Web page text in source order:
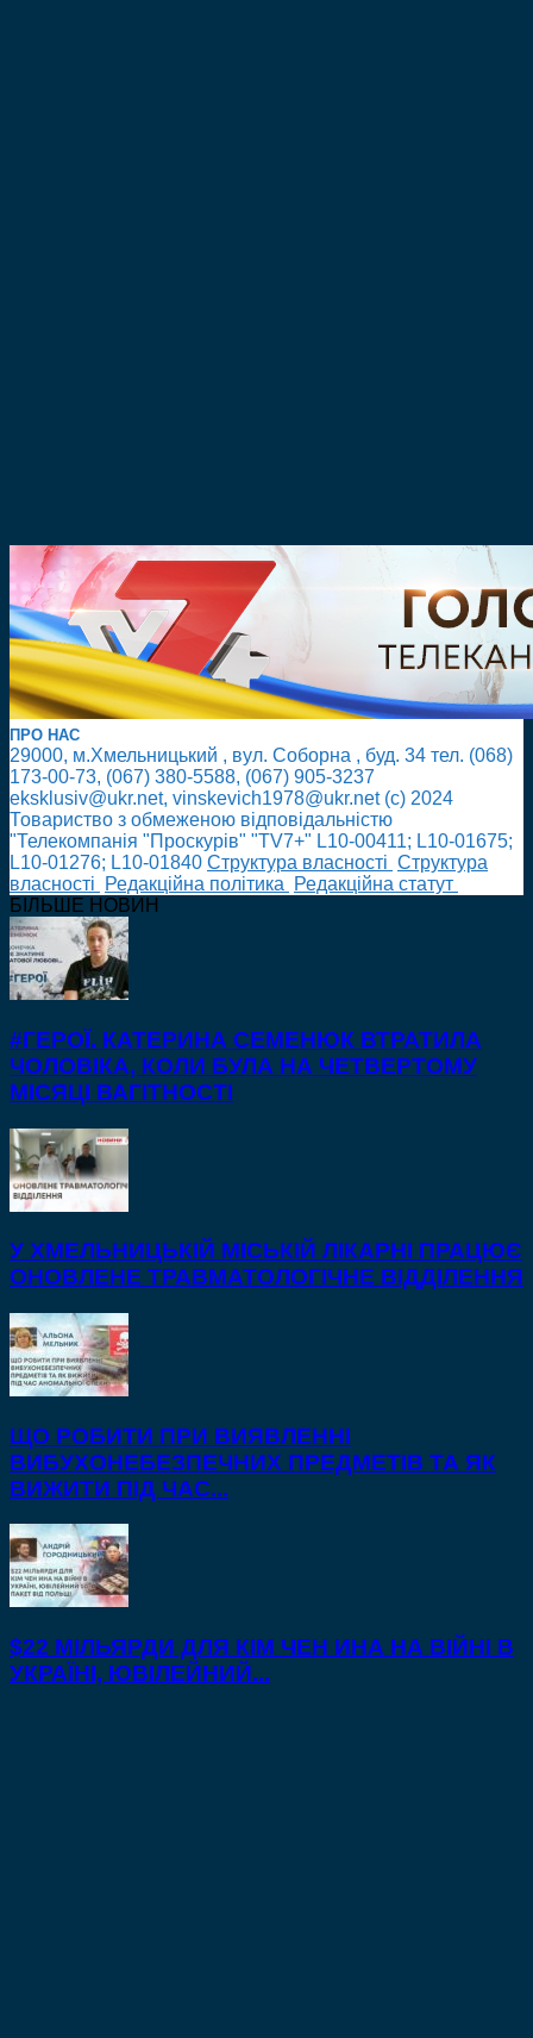
ПРО НАС
29000, м.Хмельницький , вул. Соборна , буд. 34 тел. (068)
173-00-73, (067) 380-5588, (067) 905-3237
eksklusiv@ukr.net, vinskevich1978@ukr.net (с) 2024
Товариство з обмеженою відповідальністю
"Телекомпанія "Проскурів" "TV7+" L10-00411; L10-01675;
L10-01276; L10-01840 Cтруктура власності Cтруктура
власності
Редакційна політика
Редакційна статут
БІЛЬШЕ НОВИН
#ГЕРОЇ. КАТЕРИНА СЕМЕНЮК ВТРАТИЛА
ЧОЛОВІКА, КОЛИ БУЛА НА ЧЕТВЕРТОМУ
МІСЯЦІ ВАГІТНОСТІ
У ХМЕЛЬНИЦЬКІЙ МІСЬКІЙ ЛІКАРНІ ПРАЦЮЄ
ОНОВЛЕНЕ ТРАВМАТОЛОГІЧНЕ ВІДДІЛЕННЯ
ЩО РОБИТИ ПРИ ВИЯВЛЕННІ
ВИБУХОНЕБЕЗПЕЧНИХ ПРЕДМЕТІВ ТА ЯК
ВИЖИТИ ПІД ЧАС...
$22 МІЛЬЯРДИ ДЛЯ КІМ ЧЕН ИНА НА ВІЙНІ В
УКРАЇНІ, ЮВІЛЕЙНИЙ...